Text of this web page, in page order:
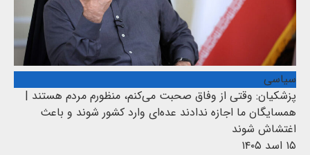
سیاسی
پزشکیان: وقتی از وفاق صحبت می‌کنم، منظورم مردم هستند |
همسایگان ما اجازه ندادند عده‌ای وارد کشور شوند و باعث
اغتشاش شوند
۱۵ اسد ۱۴۰۵